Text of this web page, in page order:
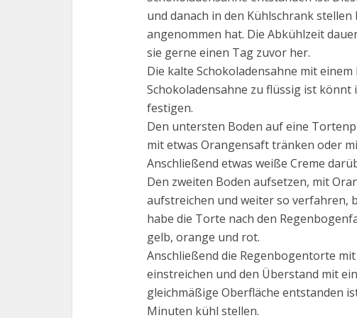
und danach in den Kühlschrank
angenommen hat. Die Abkühlzeit
sie gerne einen Tag zuvor her.
Die kalte Schokoladensahne mit
Schokoladensahne zu flüssig ist
festigen.
Den untersten Boden auf eine
mit etwas Orangensaft tränken oder
Anschließend etwas weiße Creme
Den zweiten Boden aufsetzen, mit
aufstreichen und weiter so verfahren,
habe die Torte nach den
gelb, orange und rot.
Anschließend die Regenbogentorte
einstreichen und den Überstand mit
gleichmäßige Oberfläche entstanden
Minuten kühl stellen.